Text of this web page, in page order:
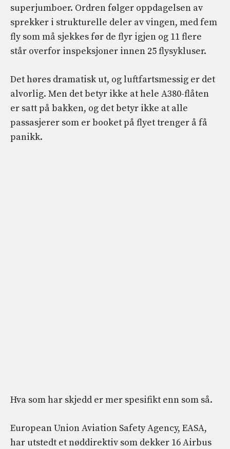
superjumboer. Ordren følger oppdagelsen av
sprekker i strukturelle deler av vingen, med fem
fly som må sjekkes før de flyr igjen og 11 flere
står overfor inspeksjoner innen 25 flysykluser.
Det høres dramatisk ut, og luftfartsmessig er det
alvorlig. Men det betyr ikke at hele A380-flåten
er satt på bakken, og det betyr ikke at alle
passasjerer som er booket på flyet trenger å få
panikk.
Hva som har skjedd er mer spesifikt enn som så.
European Union Aviation Safety Agency, EASA,
har utstedt et nøddirektiv som dekker 16 Airbus